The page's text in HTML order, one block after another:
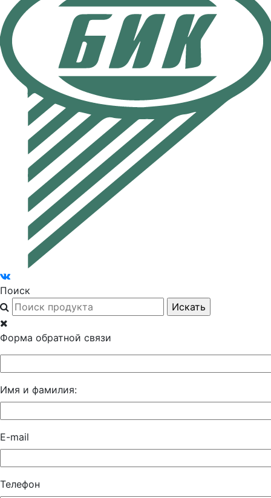
Поиск
Форма обратной связи
Имя и фамилия:
E-mail
Телефон